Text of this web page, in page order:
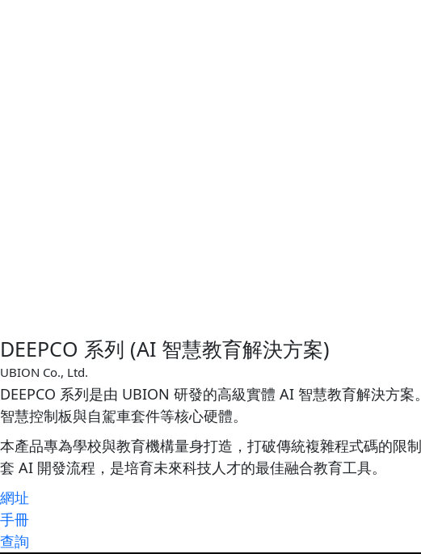
DEEPCO 系列 (AI 智慧教育解決方案)
UBION Co., Ltd.
DEEPCO 系列是由 UBION 研發的高級實體 AI 智慧教育解決方
智慧控制板與自駕車套件等核心硬體。
本產品專為學校與教育機構量身打造，打破傳統複雜程式碼的
套 AI 開發流程，是培育未來科技人才的最佳融合教育工具。
網址
手冊
查詢